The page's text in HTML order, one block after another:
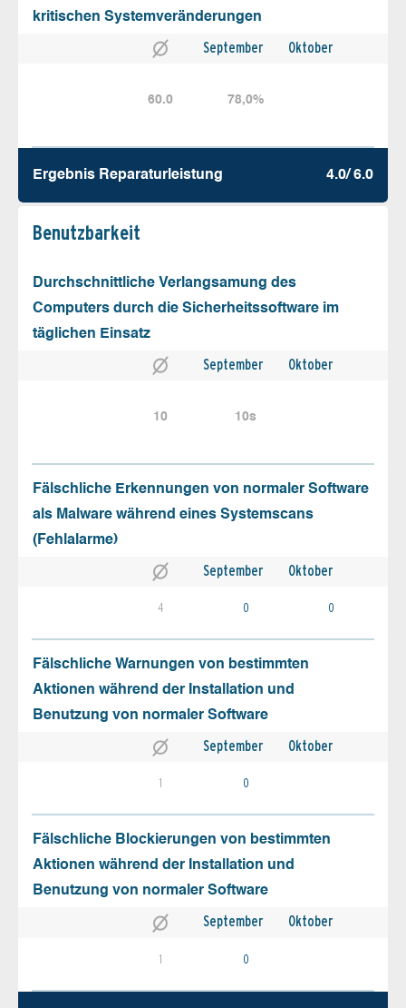
kritischen Systemveränderungen
September Oktober
60.0 78,0%
Ergebnis Reparatur­leistung 4.0/ 6.0
Benutz­barkeit
Durchschnittliche Verlangsamung des
Computers durch die Sicherheitssoftware im
täglichen Einsatz
September Oktober
10 10s
Fälschliche Erkennungen von normaler Software
als Malware während eines Systemscans
(Fehlalarme)
September Oktober
4 0 0
Fälschliche Warnungen von bestimmten
Aktionen während der Installation und
Benutzung von normaler Software
September Oktober
1 0
Fälschliche Blockierungen von bestimmten
Aktionen während der Installation und
Benutzung von normaler Software
September Oktober
1 0